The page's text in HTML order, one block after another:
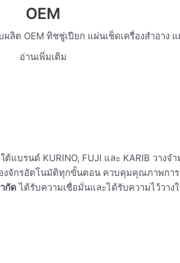
OEM
ลิต OEM ทิชชู่เปียก แผ่นเช็ดเครื่องสำอาง
อ่านเพิ่มเติม
แบรนด์ KURINO, FUJI และ KARIB วาง
กรอัตโนมัติทุกขั้นตอน ควบคุมคุณภาพการ
กัดได้รับความเชื่อมั่นและได้รับความไว้วาง